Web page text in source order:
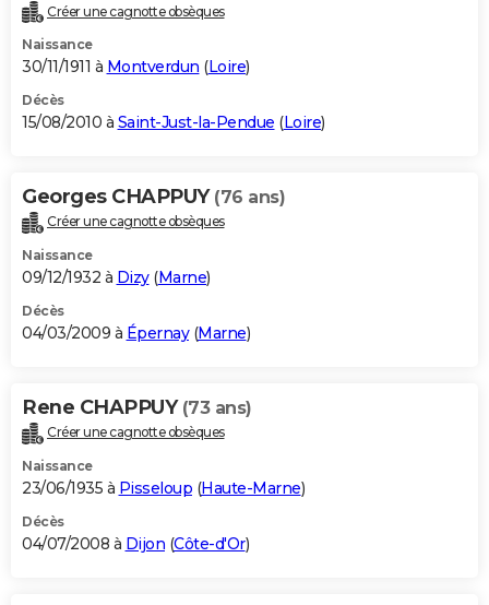
Créer une cagnotte obsèques
Naissance
30/11/1911 à Montverdun (Loire)
Décès
15/08/2010 à Saint-Just-la-Pendue (Loire)
Georges CHAPPUY (76 ans)
Créer une cagnotte obsèques
Naissance
09/12/1932 à Dizy(Marne)
Décès
04/03/2009 à Épernay(Marne)
Rene CHAPPUY (73 ans)
Créer une cagnotte obsèques
Naissance
23/06/1935 à Pisseloup (Haute-Marne)
Décès
04/07/2008 à Dijon (Côte-d'Or)